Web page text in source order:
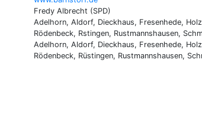
Fredy Albrecht (SPD)
Adelhorn, Aldorf, Dieckhaus, Fresenhede,
Rödenbeck, Rstingen, Rustmannshausen,
Adelhorn, Aldorf, Dieckhaus, Fresenhede,
Rödenbeck, Rüstingen, Rustmannshausen,